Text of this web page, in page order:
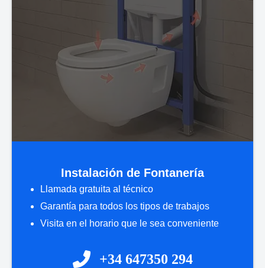
Instalación de Fontanería
Llamada gratuita al técnico
Garantía para todos los tipos de trabajos
Visita en el horario que le sea conveniente
+34 647350 294